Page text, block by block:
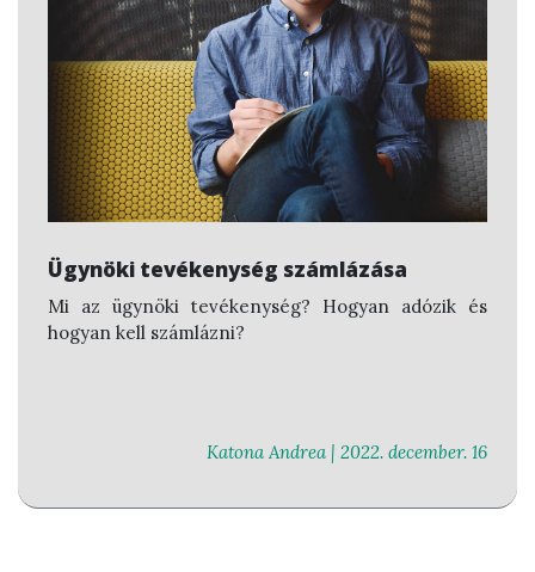
Ügynöki tevékenység számlázása
Mi az ügynöki tevékenység? Hogyan adózik és
hogyan kell számlázni?
Katona Andrea | 2022. december. 16